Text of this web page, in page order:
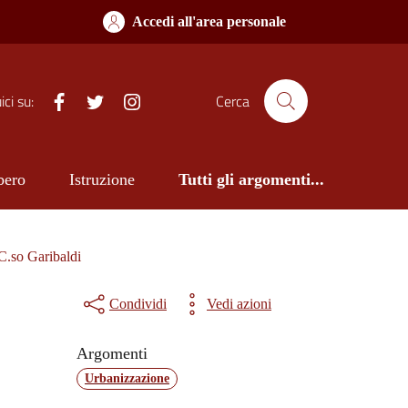
Accedi all'area personale
su: FacebookTwitter Cerca
Istruzione Tutti gli argomenti...
Garibaldi
Condividi Vedi azioni
Argomenti
Urbanizzazione